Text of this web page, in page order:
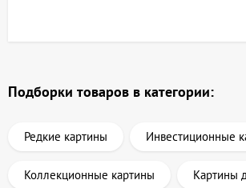
Подборки товаров в категории:
Редкие картины Инвестиционные
Коллекционные картины Картины